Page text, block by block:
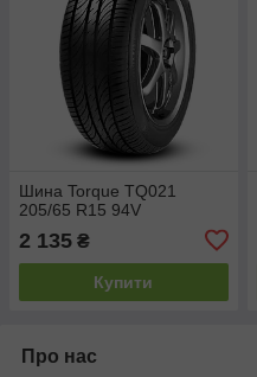
Шина Torque TQ021
205/65 R15 94V
2 135 ₴
Купити
Про нас